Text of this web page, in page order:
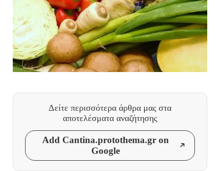
Δείτε περισσότερα άρθρα μας στα
αποτελέσματα αναζήτησης
Add Cantina.protothema.gr on
Google